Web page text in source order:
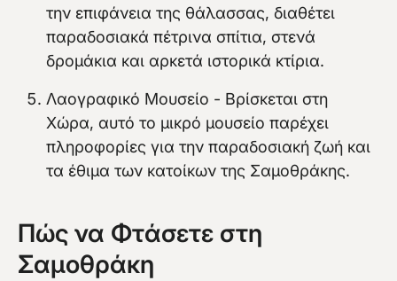
την επιφάνεια της θάλασσας, διαθέτει
παραδοσιακά πέτρινα σπίτια, στενά
δρομάκια και αρκετά ιστορικά κτίρια.
Λαογραφικό Μουσείο - Βρίσκεται στη
Χώρα, αυτό το μικρό μουσείο παρέχει
πληροφορίες για την παραδοσιακή ζωή και
τα έθιμα των κατοίκων της Σαμοθράκης.
Πώς να Φτάσετε στη
Σαμοθράκη